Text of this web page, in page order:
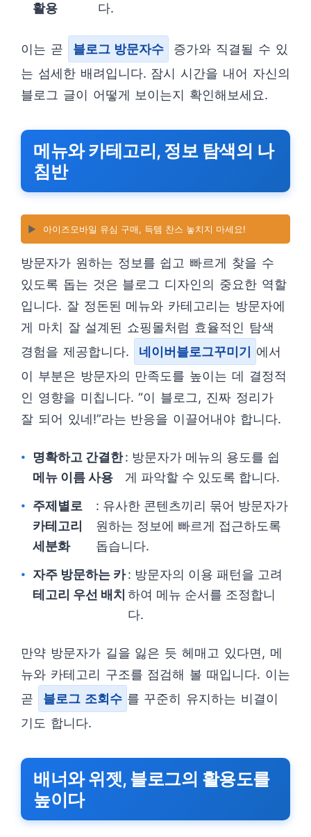
활용
다.
이는 곧 블로그 방문자수
증가와 직결될 수 있
는 섬세한 배려입니다. 잠시 시간을 내어 자신의
블로그 글이 어떻게 보이는지 확인해보세요.
메뉴와 카테고리, 정보 탐색의 나
침반
▶️ 아이즈모바일 유심 구매, 득템 찬스 놓치지 마세요!
방문자가 원하는 정보를 쉽고 빠르게 찾을 수
있도록 돕는 것은 블로그 디자인의 중요한 역할
입니다. 잘 정돈된 메뉴와 카테고리는 방문자에
게 마치 잘 설계된 쇼핑몰처럼 효율적인 탐색
경험을 제공합니다.
네이버블로그꾸미기
에서
이 부분은 방문자의 만족도를 높이는 데 결정적
인 영향을 미칩니다. “이 블로그, 진짜 정리가
잘 되어 있네!”라는 반응을 이끌어내야 합니다.
명확하고 간결한
메뉴 이름 사용
: 방문자가 메뉴의 용도를 쉽
게 파악할 수 있도록 합니다.
주제별로
카테고리
세분화
: 유사한 콘텐츠끼리 묶어 방문자가
원하는 정보에 빠르게 접근하도록
돕습니다.
자주 방문하는 카
테고리 우선 배치
: 방문자의 이용 패턴을 고려
하여 메뉴 순서를 조정합니
다.
만약 방문자가 길을 잃은 듯 헤매고 있다면, 메
뉴와 카테고리 구조를 점검해 볼 때입니다. 이는
곧
블로그 조회수 를 꾸준히 유지하는 비결이
기도 합니다.
배너와 위젯, 블로그의 활용도를
높이다